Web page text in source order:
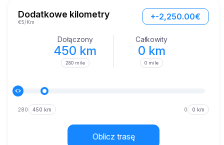
niezapomnianą.
Zaprojektowany, by zachwycać, Portofino posiada
aerodynamiczną sylwetkę, która odzwierciedla jego prędkość i
Dodatkowe kilometry
€5/Km
+-2,250.00€
Dołączony
450 km
280 mile
Całkowity
0 km
0 mile
280 450 km 0 0 km
Oblicz trasę